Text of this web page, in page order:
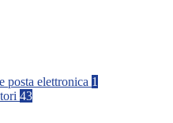
posta elettronica 1
43